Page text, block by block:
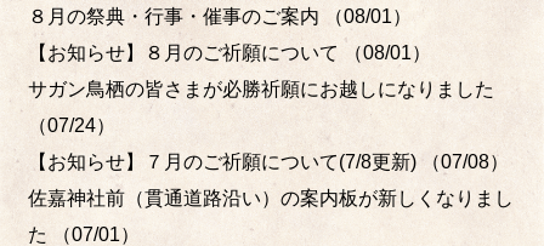
８月の祭典・行事・催事のご案内
（08/01）
【お知らせ】８月のご祈願について
（08/01）
サガン鳥栖の皆さまが必勝祈願にお越しになりました
（07/24）
【お知らせ】７月のご祈願について(7/8更新)
（07/08）
佐嘉神社前（貫通道路沿い）の案内板が新しくなりまし
た
（07/01）